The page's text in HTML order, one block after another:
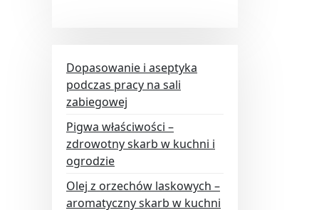
Dopasowanie i aseptyka
podczas pracy na sali
zabiegowej
Pigwa właściwości –
zdrowotny skarb w kuchni i
ogrodzie
Olej z orzechów laskowych –
aromatyczny skarb w kuchni